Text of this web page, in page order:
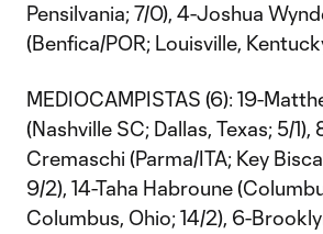
Pensilvania; 7/0), 4-Joshua
(Benfica/POR; Louisville,
MEDIOCAMPISTAS (6): 19-
(Nashville SC; Dallas, Texas; 5/1),
Cremaschi (Parma/ITA; Key
9/2), 14-Taha Habroune
Columbus, Ohio; 14/2), 6-